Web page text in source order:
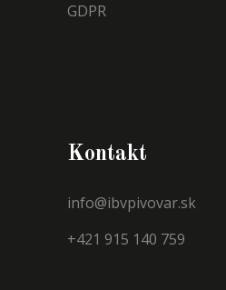
GDPR
Kontakt
info@ibvpivovar.sk
+421 915 140 759